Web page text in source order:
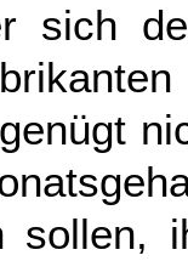
sich
sollen,